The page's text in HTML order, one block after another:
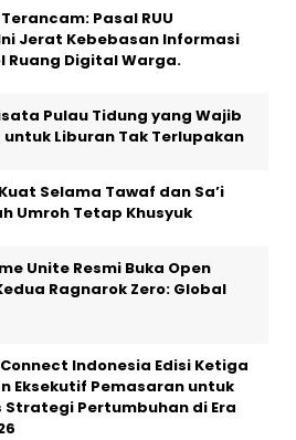
Pasal RUU
Jerat Kebebasan Informasi
Ruang Digital Warga.
Pulau Tidung yang Wajib
untuk Liburan Tak Terlupakan
Selama Tawaf dan Sa’i
Umroh Tetap Khusyuk
Unite Resmi Buka Open
Ragnarok Zero: Global
Indonesia Edisi Ketiga
Eksekutif Pemasaran untuk
Strategi Pertumbuhan di Era